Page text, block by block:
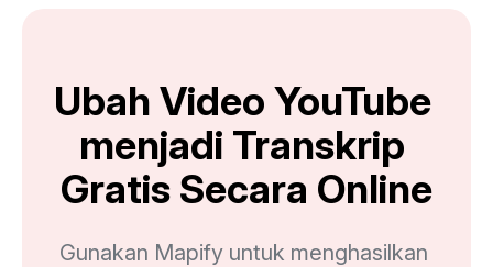
Ubah Video YouTube
menjadi Transkrip
Gratis Secara Online
Gunakan Mapify untuk menghasilkan